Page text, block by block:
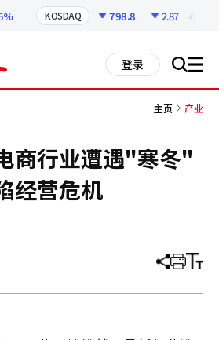
KOSDAQ 798.8 2.87 -0.36%
登录 搜 all
主页 产业
商行业遭遇"寒冬"
经营危机
分
章
打 调
小